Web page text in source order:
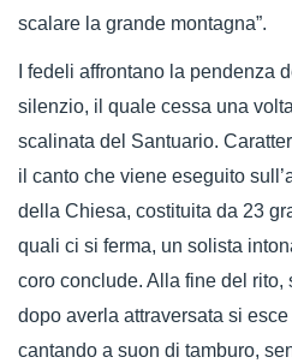
scalare la grande montagna”.
I fedeli affrontano la pendenza
silenzio, il quale cessa una
scalinata del Santuario.
il canto che viene eseguito
della Chiesa, costituita da 23
quali ci si ferma, un solista
coro conclude. Alla fine del rito,
dopo averla attraversata si
cantando a suon di tamburo,